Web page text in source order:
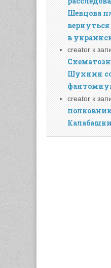
Шевцова
вернуться
в
creator к
Шухнин
creator к